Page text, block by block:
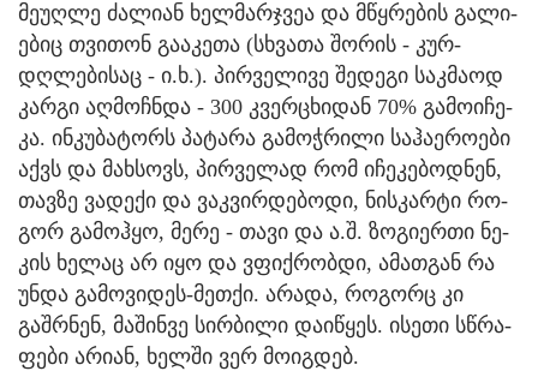
მე­უღ­ლე ძა­ლი­ან ხელ­მარ­ჯვეა და მწყრე­ბის გა­ლი­
ე­ბიც თვი­თონ გა­ა­კე­თა (სხვა­თა შო­რის - კურ­
დღლე­ბი­საც - ი.ხ.). პირ­ვე­ლი­ვე შე­დე­გი საკ­მა­ოდ
კარ­გი აღ­მოჩ­ნდა - 300 კვერ­ცხი­დან 70% გა­მო­ი­ჩე­
კა. ინ­კუ­ბა­ტორს პა­ტა­რა გა­მოჭ­რი­ლი სა­ჰა­ე­რო­ე­ბი
აქვს და მახ­სოვს, პირ­ვე­ლად რომ იჩე­კე­ბოდ­ნენ,
თავ­ზე ვა­დე­ქი და ვაკ­ვირ­დე­ბო­დი, ნის­კარ­ტი რო­
გორ გა­მოჰ­ყო, მერე - თავი და ა.შ. ზო­გი­ერ­თი ნე­
კის ხე­ლაც არ იყო და ვფიქ­რობ­დი, ამათ­გან რა
უნდა გა­მო­ვი­დეს-მეთ­ქი. არა­და, რო­გორც კი
გაშრ­ნენ, მა­შინ­ვე სირ­ბი­ლი და­ი­წყეს. ისე­თი სწრა­
ფე­ბი არი­ან, ხელ­ში ვერ მო­იგ­დებ.